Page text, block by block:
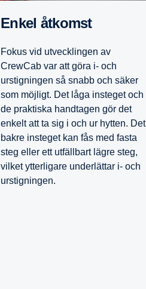
Enkel åtkomst
Fokus vid utvecklingen av
CrewCab var att göra i- och
urstigningen så snabb och säker
som möjligt. Det låga insteget och
de praktiska handtagen gör det
enkelt att ta sig i och ur hytten. Det
bakre insteget kan fås med fasta
steg eller ett utfällbart lägre steg,
vilket ytterligare underlättar i- och
urstigningen.